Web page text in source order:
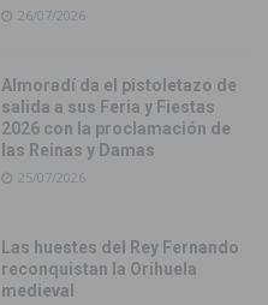
26/07/2026
Almoradí da el pistoletazo de
salida a sus Feria y Fiestas
2026 con la proclamación de
las Reinas y Damas
25/07/2026
Las huestes del Rey Fernando
reconquistan la Orihuela
medieval